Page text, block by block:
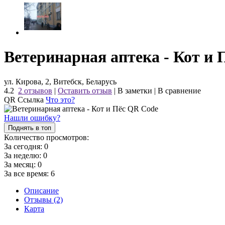
Ветеринарная аптека - Кот и
ул. Кирова, 2, Витебск, Беларусь
4.2 2 отзывов | Оставить отзыв | В заметки | В сравнение
QR Ссылка Что это?
Нашли ошибку?
Поднять в топ
Количество просмотров:
За сегодня: 0
За неделю: 0
За месяц: 0
За все время: 6
Описание
Отзывы (2)
Карта